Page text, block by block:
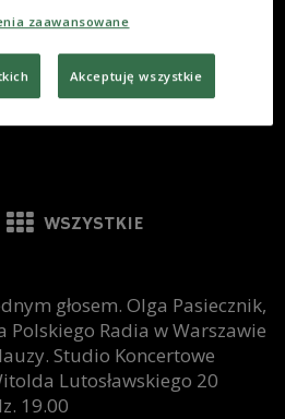
WSZYSTKIE
głosem. Olga Pasiecznik,
Polskiego Radia w Warszawie
Studio Koncertowe
Lutosławskiego 20
19.00
zaawansowane
Akceptuję wszystkie